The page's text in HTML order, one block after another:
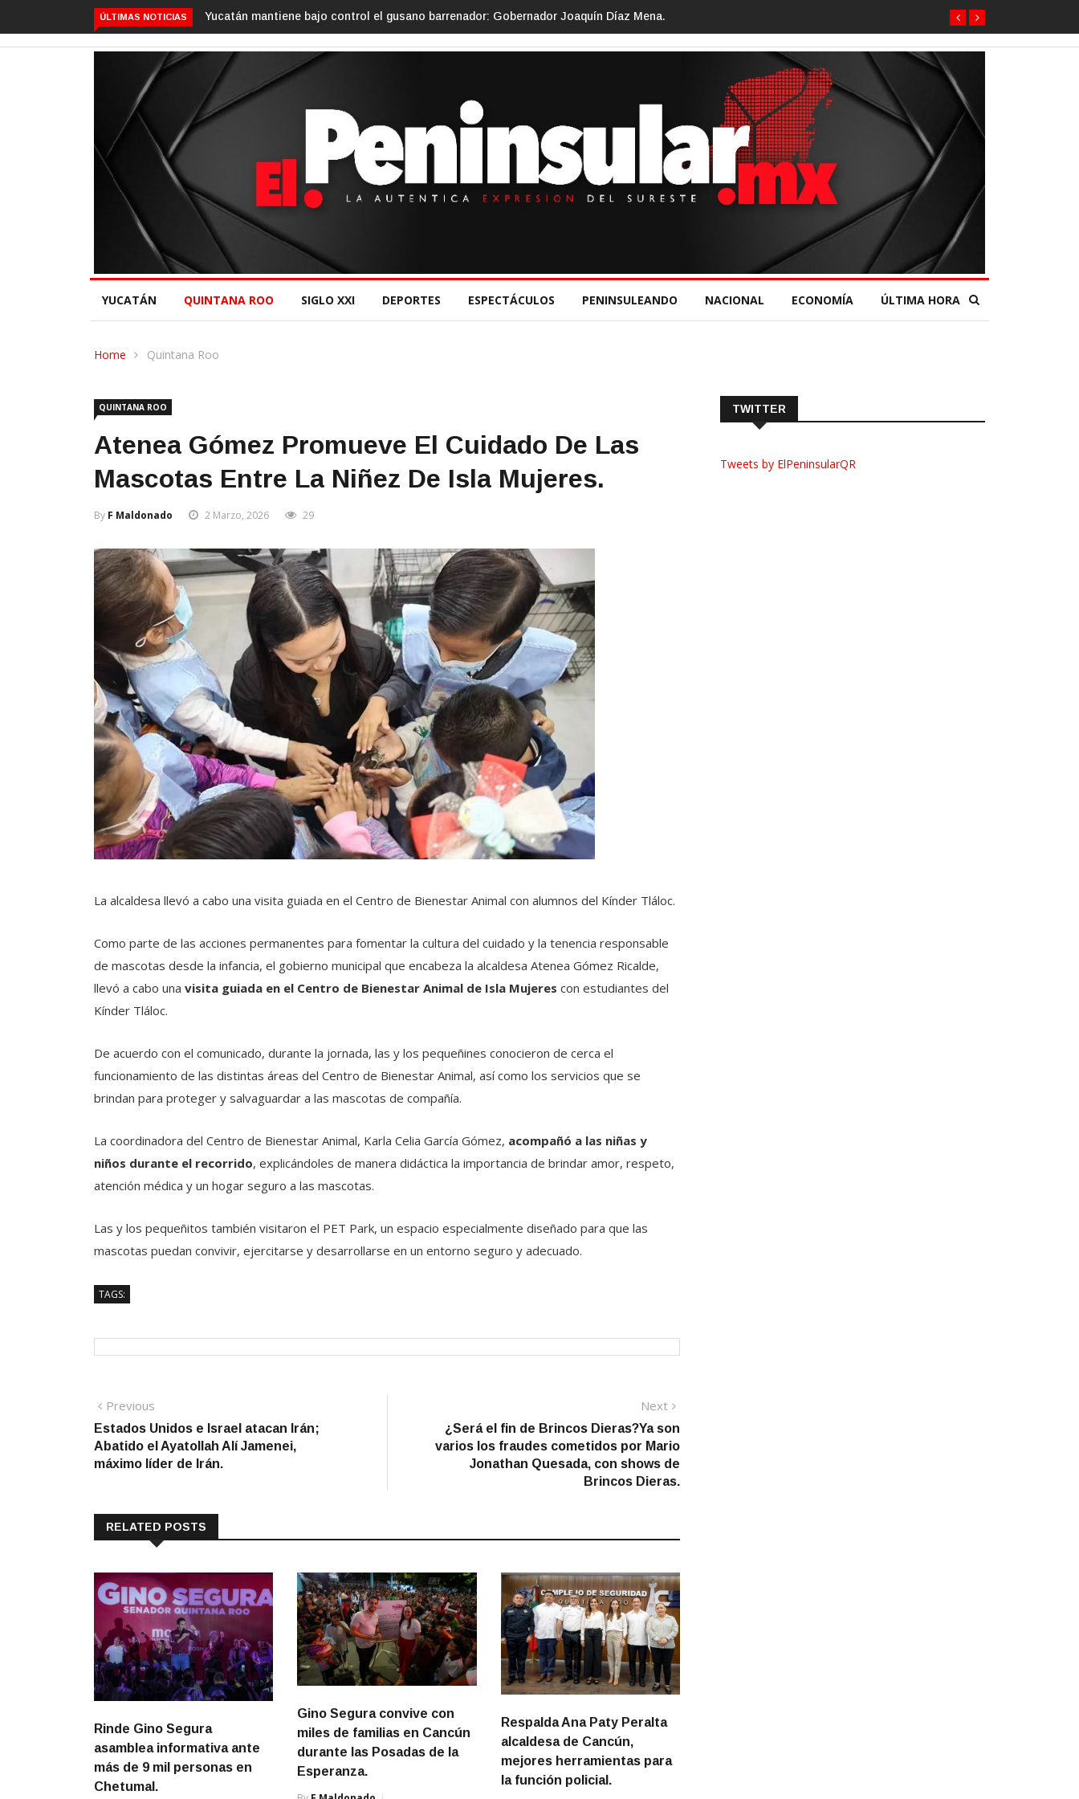
ÚLTIMAS NOTICIAS Yucatán mantiene bajo control el gusano barrenador: Gobernador Joaquín Díaz Mena.Gino Segura impulsa el turismo comunitario desde el Senado de la República.
YUCATÁN QUINTANA ROO SIGLO XXI DEPORTES ESPECTÁCULOS PENINSULEANDO NACIONAL ECONOMÍA ÚLTIMA HORA
Home Quintana Roo
QUINTANA ROO
Atenea Gómez Promueve El Cuidado De Las
Mascotas Entre La Niñez De Isla Mujeres.
By F Maldonado 2 Marzo, 2026 29
La alcaldesa llevó a cabo una visita guiada en el Centro de Bienestar Animal con alumnos del Kínder Tláloc.
Como parte de las acciones permanentes para fomentar la cultura del cuidado y la tenencia responsable
de mascotas desde la infancia, el gobierno municipal que encabeza la alcaldesa Atenea Gómez Ricalde,
llevó a cabo una visita guiada en el Centro de Bienestar Animal de Isla Mujeres con estudiantes del
Kínder Tláloc.
De acuerdo con el comunicado, durante la jornada, las y los pequeñines conocieron de cerca el
funcionamiento de las distintas áreas del Centro de Bienestar Animal, así como los servicios que se
brindan para proteger y salvaguardar a las mascotas de compañía.
La coordinadora del Centro de Bienestar Animal, Karla Celia García Gómez, acompañó a las niñas y
niños durante el recorrido, explicándoles de manera didáctica la importancia de brindar amor, respeto,
atención médica y un hogar seguro a las mascotas.
Las y los pequeñitos también visitaron el PET Park, un espacio especialmente diseñado para que las
mascotas puedan convivir, ejercitarse y desarrollarse en un entorno seguro y adecuado.
TAGS:
Navegación
de
entradas
Previous
post:
Estados Unidos e Israel atacan Irán;
Abatido el Ayatollah Alí Jamenei,
máximo líder de Irán.
Next
¿Será el fin de Brincos Dieras?Ya son
varios los fraudes cometidos por Mario
Jonathan Quesada, con shows de
Brincos Dieras.
RELATED POSTS
Rinde Gino Segura
asamblea informativa ante
más de 9 mil personas en
Chetumal.
Gino Segura convive con
miles de familias en Cancún
durante las Posadas de la
Esperanza.
Respalda Ana Paty Peralta
alcaldesa de Cancún,
mejores herramientas para
la función policial.
TWITTER
Tweets by ElPeninsularQR